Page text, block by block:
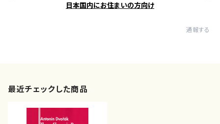
日本国内にお住まいの方向け
通報する
最近チェックした商品